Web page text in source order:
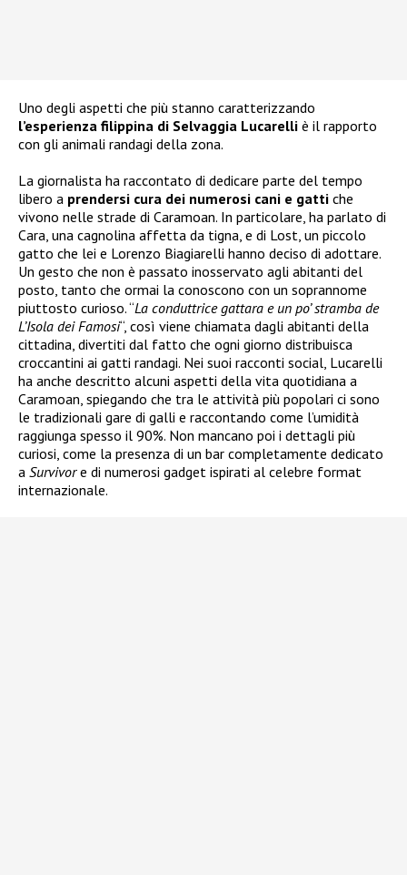
Uno degli aspetti che più stanno caratterizzando
l’esperienza filippina di Selvaggia Lucarelli è il rapporto
con gli animali randagi della zona.
La giornalista ha raccontato di dedicare parte del tempo
libero a prendersi cura dei numerosi cani e gatti che
vivono nelle strade di Caramoan. In particolare, ha parlato di
Cara, una cagnolina affetta da tigna, e di Lost, un piccolo
gatto che lei e Lorenzo Biagiarelli hanno deciso di adottare.
Un gesto che non è passato inosservato agli abitanti del
posto, tanto che ormai la conoscono con un soprannome
piuttosto curioso. “La conduttrice gattara e un po’ stramba de
L’Isola dei Famosi“, così viene chiamata dagli abitanti della
cittadina, divertiti dal fatto che ogni giorno distribuisca
croccantini ai gatti randagi. Nei suoi racconti social, Lucarelli
ha anche descritto alcuni aspetti della vita quotidiana a
Caramoan, spiegando che tra le attività più popolari ci sono
le tradizionali gare di galli e raccontando come l’umidità
raggiunga spesso il 90%. Non mancano poi i dettagli più
curiosi, come la presenza di un bar completamente dedicato
a Survivore di numerosi gadget ispirati al celebre format
internazionale.